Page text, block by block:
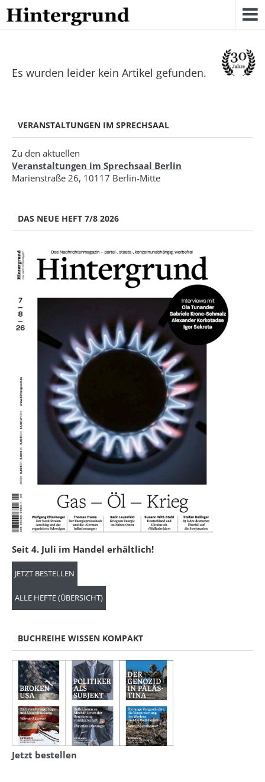
Skip
to
content
Es wurden leider kein Artikel gefunden.
VERANSTALTUNGEN IM SPRECHSAAL
Zu den aktuellen
Veranstaltungen im Sprechsaal Berlin
Marienstraße 26, 10117 Berlin-Mitte
DAS NEUE HEFT 7/8 2026
Seit 4. Juli im Handel erhältlich!
JETZT BESTELLEN
ALLE HEFTE (ÜBERSICHT)
BUCHREIHE WISSEN KOMPAKT
Jetzt bestellen